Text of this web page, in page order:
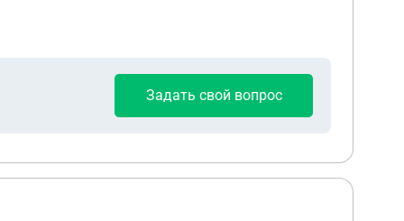
Задать свой вопрос